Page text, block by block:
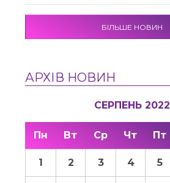
БІЛЬШЕ НОВИН
АРХІВ НОВИН
СЕРПЕНЬ 2022
Пн Вт Ср Чт Пт
1 2 3 4 5